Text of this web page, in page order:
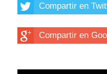
Compartir en
Compartir en